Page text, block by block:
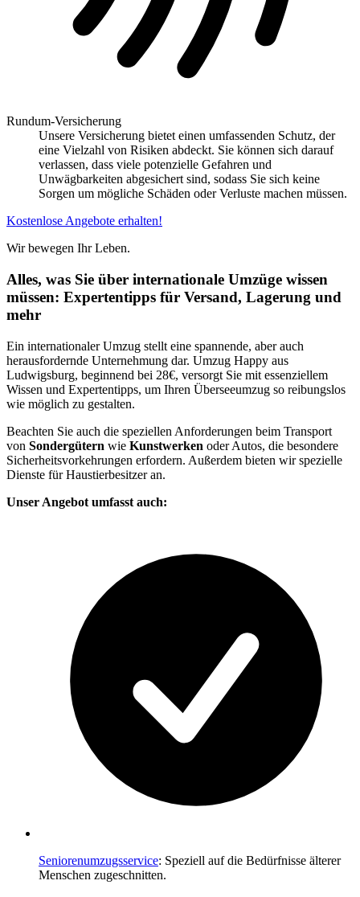
Rundum-Versicherung
Unsere Versicherung bietet einen umfassenden Schutz, der
eine Vielzahl von Risiken abdeckt. Sie können sich darauf
verlassen, dass viele potenzielle Gefahren und
Unwägbarkeiten abgesichert sind, sodass Sie sich keine
Sorgen um mögliche Schäden oder Verluste machen müssen.
Kostenlose Angebote erhalten!
Wir bewegen Ihr Leben.
Alles, was Sie über internationale Umzüge wissen
müssen: Expertentipps für Versand, Lagerung und
mehr
Ein internationaler Umzug stellt eine spannende, aber auch
herausfordernde Unternehmung dar. Umzug Happy aus
Ludwigsburg, beginnend bei 28€, versorgt Sie mit essenziellem
Wissen und Expertentipps, um Ihren Überseeumzug so reibungslos
wie möglich zu gestalten.
Beachten Sie auch die speziellen Anforderungen beim Transport
von Sondergütern wie Kunstwerken oder Autos, die besondere
Sicherheitsvorkehrungen erfordern. Außerdem bieten wir spezielle
Dienste für Haustierbesitzer an.
Unser Angebot umfasst auch:
Seniorenumzugsservice: Speziell auf die Bedürfnisse älterer
Menschen zugeschnitten.